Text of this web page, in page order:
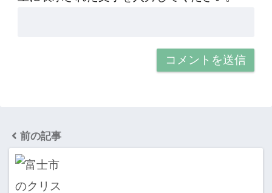
前の記事